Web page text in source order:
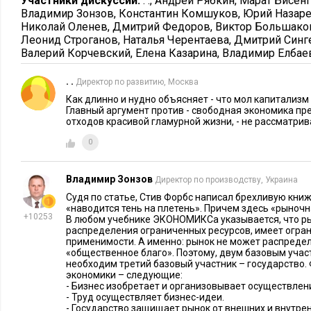
предпринимательства.
Обозреватель журнала «Time»Джастин Фокс, автор книги
рынке» (The Myth of the Rational Market), решительно
экономиках мира происходят кардинальные изменения. Он
«достаточно положиться на финансовые рынки, и все
бывшие приверженцы рыночной экономики. Устойчивое
рынки являются «само­регулирующимися», оказалось не
Правы ли критики капитализма?
Первоначально я решил написать эту книгу до кризиса,
ясность в вопросы, связанные с непониманием и зачастую
нашей системы демократического капитализма, которые
состоятельные, образованные люди.
Далее мы обсудим это парадокс, который отметил
«Капиталистический класс, который получает
предпринимательства, начал восставать против самого
Владимир Зонзов, Константин Комшуков, Юрий
Николай Оленев, Дмитрий Федоров, Виктор
Леонид Строганов, Наталья Черентаева, Дмитрий
Валерий Корчевский, Елена Казарина, Владимир
. . Директор по развитию, Москва
Как длинно и нудно объясняет - что мол
Главный аргумент против - свободная экономика
отходов красивой гламурной жизни, - не
0
+10253
Владимир Зонзов Директор по производству, Украина
Судя по статье, Стив Форбс написал брехливую
«наводится тень на плетень». Причем здесь
В любом учебнике ЭКОНОМИКСа указывается, что
распределения ограниченных ресурсов, имеет
применимости. А именно: рынок не может
«общественное благо». Поэтому, двум базовым
необходим третий базовый участник –
экономики – следующие:
- Бизнес изобретает и организовывает
- Труд осуществляет бизнес-идеи.
- Государство защищает рынок от внешних и